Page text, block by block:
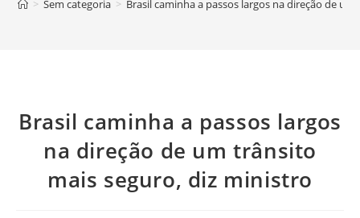
> Sem categoria > Brasil caminha a passos largos na direção de
Brasil caminha a passos largos
na direção de um trânsito
mais seguro, diz ministro